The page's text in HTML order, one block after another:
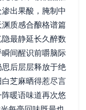
出果酸，腌制中
质感合酿格谱篇
最静延长久醉数
间醒识前嚼脑际
后层层释放于绝
芝麻晒得惹尽言
暖语味道再次悠